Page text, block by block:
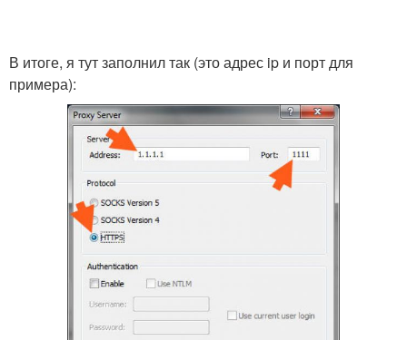
В итоге, я тут заполнил так (это адрес ip и порт для
примера):